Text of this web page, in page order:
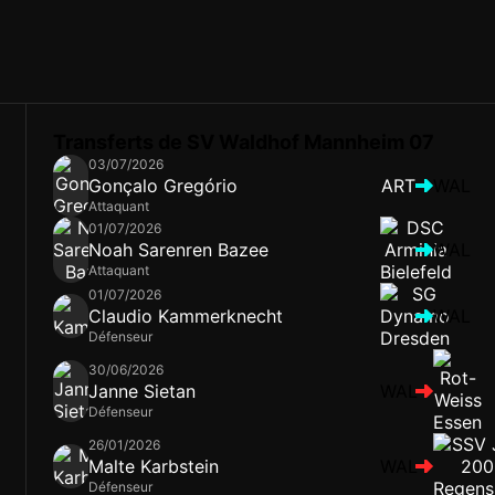
03/07/2026
Gonçalo Gregório
Attaquant
ART
01/07/2026
Noah Sarenren Bazee
Attaquant
WAL
01/07/2026
Claudio Kammerknecht
Défenseur
WAL
30/06/2026
Janne Sietan
Défenseur
WAL
26/01/2026
Malte Karbstein
Défenseur
WAL